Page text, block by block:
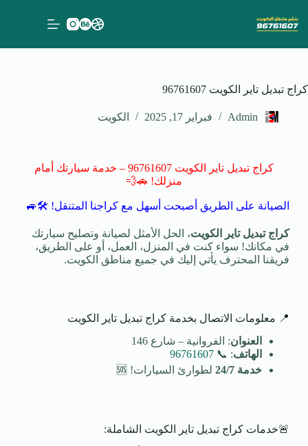
كراج تبديل تاير الكويت 96761607
Admin فبراير 17, 2025 الكويت
كراج تبديل تاير الكويت 96761607 – خدمة سيارتك أمام
منزلك! 🚗💨
الصيانة على الطريق أصبحت أسهل مع كراجنا المتنقل! 🛠️🚙
كراج تبديل تاير الكويت، الحل الأمثل لصيانة وتصليح سيارتك
في مكانك! سواء كنت في المنزل، العمل، أو على الطريق،
فريقنا المحترف يأتي إليك في جميع مناطق الكويت.
📍 معلومات الاتصال بخدمة كراج تبديل تاير الكويت
العنوان: الفروانية – شارع 146
الهاتف: 📞
96761607
خدمة 24/7
لطوارئ السيارات! 🆘
🚨خدمات كراج تبديل تاير الكويت الشاملة: